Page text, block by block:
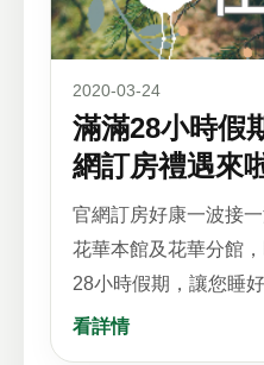
2020-03-24
滿滿28小時假
網訂房禮遇來
官網訂房好康一波接
花華本館及花華分館
28小時假期，讓您睡
看詳情